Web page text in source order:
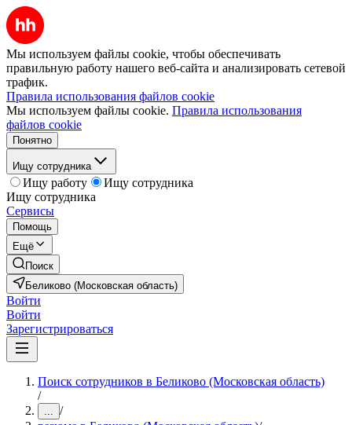
Мы используем файлы cookie, чтобы обеспечивать
правильную работу нашего веб-сайта и анализировать сетевой
трафик.
Правила использования файлов cookie
Мы используем файлы cookie. Правила использования
файлов cookie
Понятно
Ищу сотрудника
Ищу работу
Ищу сотрудника
Ищу сотрудника
Сервисы
Помощь
Ещё
Поиск
Беликово (Московская область)
Войти
Войти
Зарегистрироваться
Поиск сотрудников в Беликово (Московская область)
/
... /